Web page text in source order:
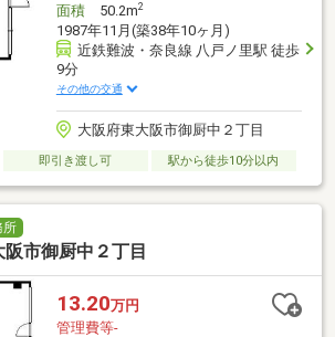
面積50.2m2
1987年11月(築38年10ヶ月)
近鉄難波・奈良線 八戸ノ里駅 徒歩
9分
その他の交通
大阪府東大阪市御厨中２丁目
即引き渡し可 駅から徒歩10分以内
所
阪市御厨中２丁目
13.20万円
管理費等-